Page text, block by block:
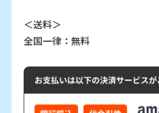
＜送料＞
全国一律：無料